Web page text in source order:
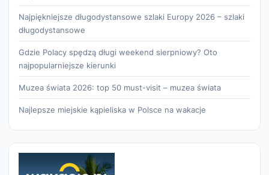
Najpiękniejsze długodystansowe szlaki Europy 2026 – szlaki
długodystansowe
Gdzie Polacy spędzą długi weekend sierpniowy? Oto
najpopularniejsze kierunki
Muzea świata 2026: top 50 must-visit – muzea świata
Najlepsze miejskie kąpieliska w Polsce na wakacje